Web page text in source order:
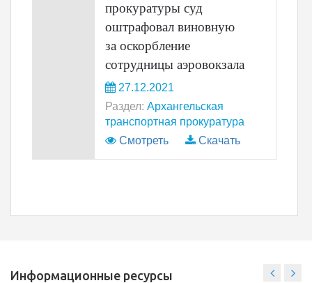
прокуратуры суд
оштрафовал виновную
за оскорбление
сотрудницы аэровокзала
27.12.2021
Раздел: Архангельская
транспортная прокуратура
Смотреть
Скачать
Информационные ресурсы